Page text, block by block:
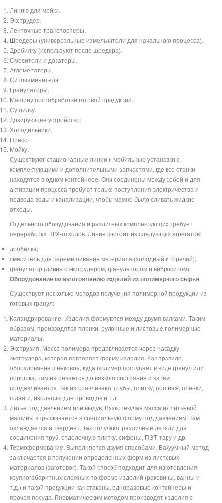
Линию для мойки.
Экструдер.
Ленточные транспортеры.
Шредеры (универсальные измельчители для начального процесса).
Дробилку (используют после шредера).
Смесители и дозаторы.
Агломераторы.
Ситозаменители.
Грануляторы.
Машину постобработки готовой продукции.
Сушилку.
Дозирующее устройство.
Холодильники.
Пресс.
Мойку.
Существуют стационарные линии и мобильные установки с
комплектующими и дополнительными запчастями, где все станки
находятся в одном контейнере. Они соединены между собой и для
активации процесса требуют только поступления электричества и
подвода воды и канализации, чтобы можно было сливать жидкие
отходы.
Отдельного оборудования и различных комплектующих требует
переработка ПВХ-отходов. Линия состоит из следующих агрегатов:
дробилка;
смеситель для перемешивания материала (холодный и горячий);
гранулятор (линия с экструдером, гранулятором и виброситом).
Оборудование по изготовлению изделий из полимерного сырья
Существует несколько методов получения полимерной продукции из
готовых гранул:
Каландрирование. Изделия формуются между двумя валками. Таким
образом, производятся пленки, рулонные и листовые полимерные
материалы.
Экструзия. Масса полимера продавливается через насадку
экструдера, которая повторяет форму изделия. Как правило,
оборудование шнековое, куда полимер поступает в виде гранул или
порошка, там нагревается до вязкого состояния и затем
продавливается. Так изготавливают трубы, плитку, погонаж, пленки,
шланги, изоляцию для проводов и т.д.
Литье под давлением или выдув. Вязкотекучая масса из литьевой
машины впрыскивается в специальную форму под давлением. Там
охлаждается и твердеет. Так получают различные детали для
соединения труб, отделочную плитку, сифоны, ПЭТ-тару и др.
Термоформование. Выполняется двумя способами. Вакуумный метод
заключается в получении определенных форм из листовых
материалов (заготовок). Такой способ подходит для изготовления
крупногабаритных сложных по форме изделий (раковины, ванны и
т.д.) и такой продукции как стаканы, одноразовые контейнеры и
прочая посуда. Пневматическим методом производят изделия с